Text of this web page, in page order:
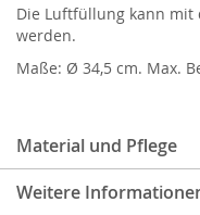
Material und Pflege
Weitere
Die Luftfüllung kann
werden.
Maße: Ø 34,5 cm. Max.